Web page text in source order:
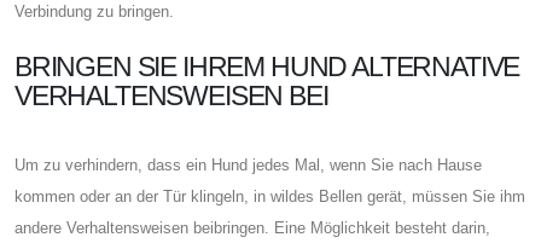
Verbindung zu bringen.
BRINGEN SIE IHREM HUND ALTERNATIVE
VERHALTENSWEISEN BEI
Um zu verhindern, dass ein Hund jedes Mal, wenn Sie nach Hause
kommen oder an der Tür klingeln, in wildes Bellen gerät, müssen Sie ihm
andere Verhaltensweisen beibringen. Eine Möglichkeit besteht darin,